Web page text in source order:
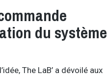
du système
The LaB’ a dévoilé aux